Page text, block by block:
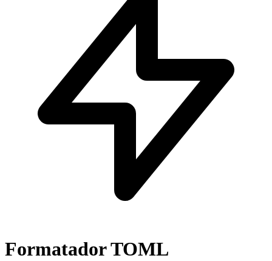
Formatador TOML